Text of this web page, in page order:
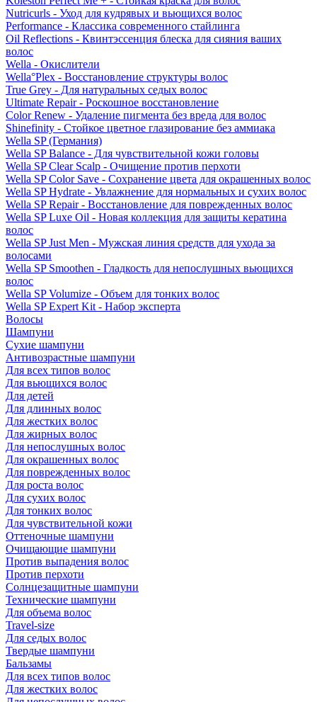
Nutricurls - Уход для кудрявых и вьющихся волос
Performance - Классика современного стайлинга
Oil Reflections - Квинтэссенция блеска для сияния ваших
волос
Wella - Окислители
Wella°Plex - Восстановление структуры волос
True Grey - Для натуральных седых волос
Ultimate Repair - Роскошное восстановление
Color Renew - Удаление пигмента без вреда для волос
Shinefinity - Стойкое цветное глазирование без аммиака
Wella SP (Германия)
Wella SP Balance - Для чувствительной кожи головы
Wella SP Clear Scalp - Очищение против перхоти
Wella SP Color Save - Сохранение цвета для окрашенных волос
Wella SP Hydrate - Увлажнение для нормальных и сухих волос
Wella SP Repair - Восстановление для поврежденных волос
Wella SP Luxe Oil - Новая коллекция для защиты кератина
волос
Wella SP Just Men - Мужская линия средств для ухода за
волосами
Wella SP Smoothen - Гладкость для непослушных вьющихся
волос
Wella SP Volumize - Объем для тонких волос
Wella SP Expert Kit - Набор эксперта
Волосы
Шампуни
Сухие шампуни
Антивозрастные шампуни
Для всех типов волос
Для вьющихся волос
Для детей
Для длинных волос
Для жестких волос
Для жирных волос
Для непослушных волос
Для окрашенных волос
Для поврежденных волос
Для роста волос
Для сухих волос
Для тонких волос
Для чувствительной кожи
Оттеночные шампуни
Очищающие шампуни
Против выпадения волос
Против перхоти
Солнцезащитные шампуни
Технические шампуни
Для объема волос
Travel-size
Для седых волос
Твердые шампуни
Бальзамы
Для всех типов волос
Для жестких волос